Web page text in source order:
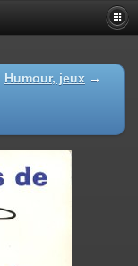
Humour, jeux →